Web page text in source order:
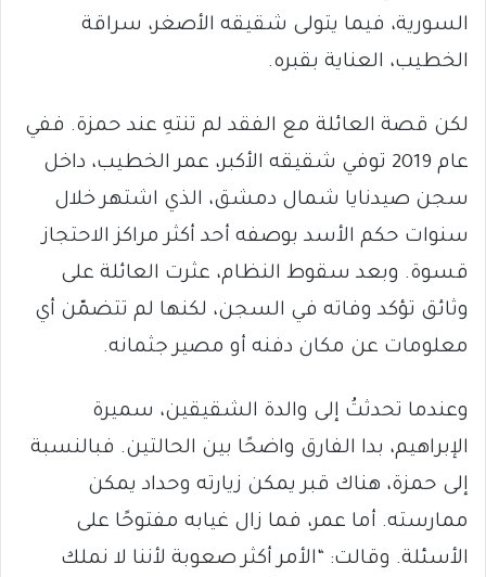
السورية، فيما يتولى شقيقه الأصغر، سراقة
الخطيب، العناية بقبره.
لكن قصة العائلة مع الفقد لم تنتهِ عند حمزة. ففي
عام 2019 توفي شقيقه الأكبر، عمر الخطيب، داخل
سجن صيدنايا شمال دمشق، الذي اشتهر خلال
سنوات حكم الأسد بوصفه أحد أكثر مراكز الاحتجاز
قسوة. وبعد سقوط النظام، عثرت العائلة على
وثائق تؤكد وفاته في السجن، لكنها لم تتضمّن أي
معلومات عن مكان دفنه أو مصير جثمانه.
وعندما تحدثتُ إلى والدة الشقيقين، سميرة
الإبراهيم، بدا الفارق واضحًا بين الحالتين. فبالنسبة
إلى حمزة، هناك قبر يمكن زيارته وحداد يمكن
ممارسته. أما عمر، فما زال غيابه مفتوحًا على
الأسئلة. وقالت: “الأمر أكثر صعوبة لأننا لا نملك